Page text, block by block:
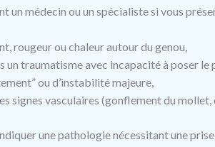
un médecin ou un spécialiste si vous
rougeur ou chaleur autour du genou,
un traumatisme avec incapacité à poser le
ou d’instabilité majeure,
signes vasculaires (gonflement du
une pathologie nécessitant une